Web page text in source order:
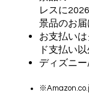
レスに
景品のお届
お支払い
ド支払い
ディズニ